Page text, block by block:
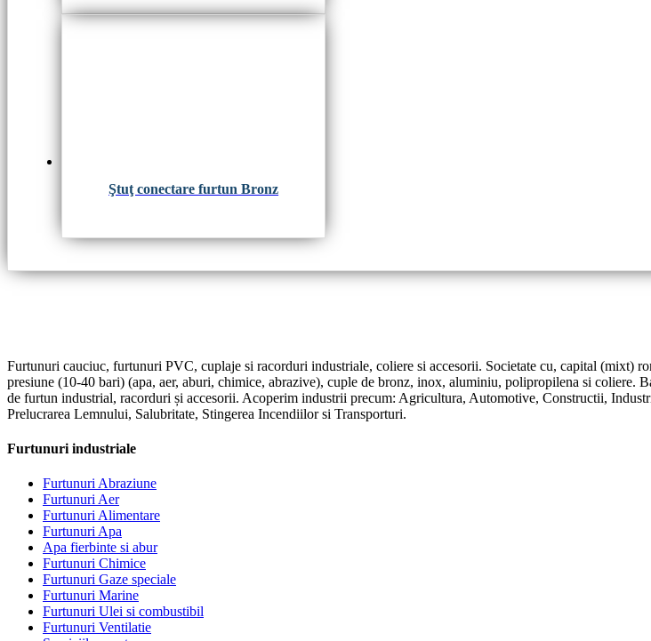
Ştuţ conectare furtun Bronz
Furtunuri cauciuc, furtunuri PVC, cuplaje si racorduri industriale, coliere si accesorii. Societate cu, capital (mixt)
presiune (10-40 bari) (apa, aer, aburi, chimice, abrazive), cuple de bronz, inox, aluminiu, polipropilena si coliere.
de furtun industrial, racorduri și accesorii. Acoperim industrii precum: Agricultura, Automotive, Constructii,
Prelucrarea Lemnului, Salubritate, Stingerea Incendiilor si Transporturi.
Furtunuri industriale
Furtunuri Abraziune
Furtunuri Aer
Furtunuri Alimentare
Furtunuri Apa
Apa fierbinte si abur
Furtunuri Chimice
Furtunuri Gaze speciale
Furtunuri Marine
Furtunuri Ulei si combustibil
Furtunuri Ventilatie